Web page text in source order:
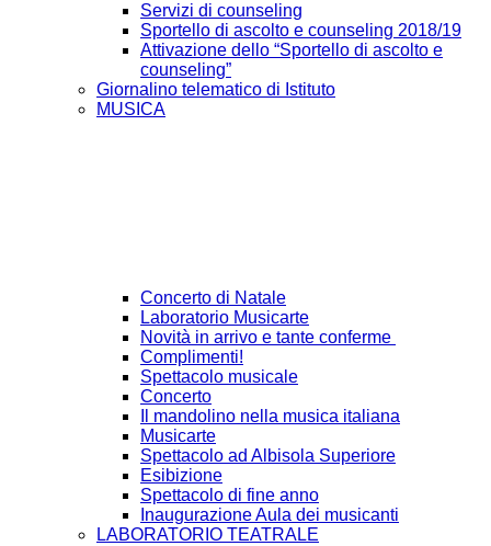
Servizi di counseling
Sportello di ascolto e counseling 2018/19
Attivazione dello “Sportello di ascolto e
counseling”
Giornalino telematico di Istituto
MUSICA
Concerto di Natale
Laboratorio Musicarte
Novità in arrivo e tante conferme
Complimenti!
Spettacolo musicale
Concerto
Il mandolino nella musica italiana
Musicarte
Spettacolo ad Albisola Superiore
Esibizione
Spettacolo di fine anno
Inaugurazione Aula dei musicanti
LABORATORIO TEATRALE